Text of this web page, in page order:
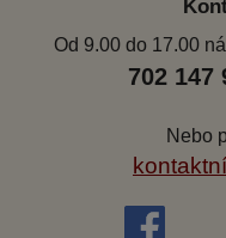
Od 9.00 do 17.00
702 147
Nebo